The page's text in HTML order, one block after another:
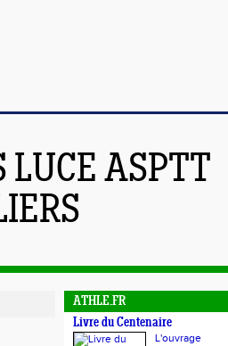
LUCE ASPTT
ATHLE.FR
Livre du Centenaire
L'ouvrage